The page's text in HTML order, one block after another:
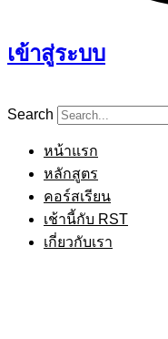
เข้าสู่ระบบ
Search
หน้าแรก
หลักสูตร
คอร์สเรียน
เช้านี้กับ RST
เกี่ยวกับเรา